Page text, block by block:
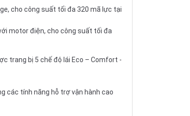
cho công suất tối đa 320 mã lực tại
motor điện, cho công suất tối đa
trang bị 5 chế độ lái Eco – Comfort -
các tính năng hỗ trợ vận hành cao